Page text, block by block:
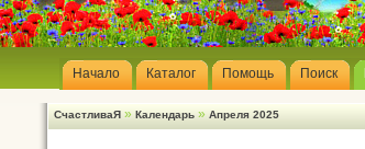
Начало Каталог Помощь Поиск
СчастливаЯ » Календарь » Апреля 2025